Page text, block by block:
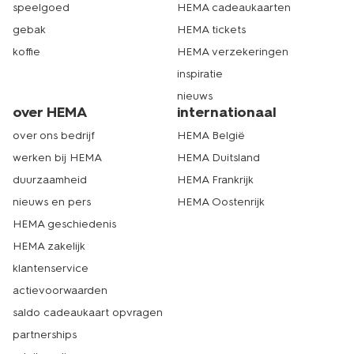
speelgoed
gebak
koffie
HEMA cadeaukaarten
HEMA tickets
HEMA verzekeringen
inspiratie
nieuws
over HEMA
over ons bedrijf
werken bij HEMA
duurzaamheid
nieuws en pers
HEMA geschiedenis
HEMA zakelijk
klantenservice
actievoorwaarden
saldo cadeaukaart opvragen
partnerships
internationaal
HEMA België
HEMA Duitsland
HEMA Frankrijk
HEMA Oostenrijk